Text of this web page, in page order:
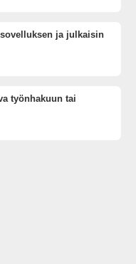
ja julkaisin
työnhakuun tai